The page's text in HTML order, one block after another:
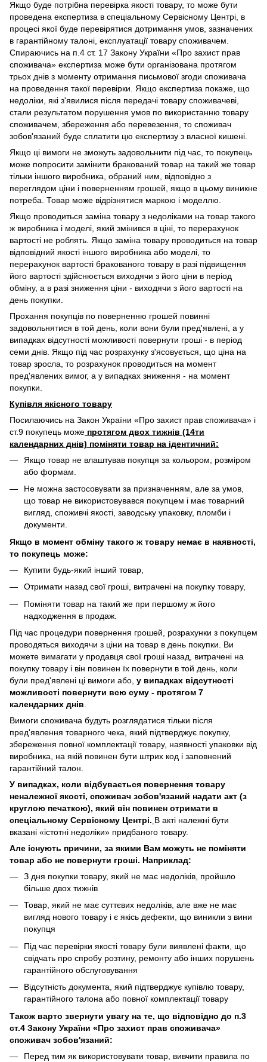
Якщо буде потрібна перевірка якості товару, то може бути
проведена експертиза в спеціальному Сервісному Центрі, в
процесі якої буде перевірятися дотримання умов, зазначених
в гарантійному талоні, експлуатації товару споживачем.
Спираючись на п.4 ст. 17 Закону України «Про захист прав
споживача» експертиза може бути організована протягом
трьох днів з моменту отримання письмової згоди споживача
на проведення такої перевірки. Якщо експертиза покаже, що
недоліки, які з'явилися після передачі товару споживачеві,
стали результатом порушення умов по використанню товару
споживачем, збереження або перевезення, то споживач
зобов'язаний буде сплатити цю експертизу з власної кишені.
Якщо ці вимоги не зможуть задовольнити під час, то покупець
може попросити замінити бракований товар на такий же товар
тільки іншого виробника, обраний ним, відповідно з
переглядом ціни і поверненням грошей, якщо в цьому виникне
потреба. Товар може відрізнятися маркою і моделлю.
Якщо проводиться заміна товару з недоліками на товар такого
ж виробника і моделі, який змінився в ціні, то перерахунок
вартості не роблять. Якщо заміна товару проводиться на товар
відповідний якості іншого виробника або моделі, то
перерахунок вартості бракованого товару в разі підвищення
його вартості здійснюється виходячи з його ціни в період
обміну, а в разі зниження ціни - виходячи з його вартості на
день покупки.
Прохання покупців по поверненню грошей повинні
задовольнятися в той день, коли вони були пред'явлені, а у
випадках відсутності можливості повернути гроші - в період
семи днів. Якщо під час розрахунку з'ясовується, що ціна на
товар зросла, то розрахунок проводиться на момент
пред'явлених вимог, а у випадках зниження - на момент
покупки.
Купівля якісного товару
Посилаючись на Закон України «Про захист прав споживача» і
ст.9 покупець може протягом двох тижнів (14ти
календарних днів) поміняти товар на ідентичний:
Якщо товар не влаштував покупця за кольором, розміром
або формам.
Не можна застосовувати за призначенням, але за умов,
що товар не використовувався покупцем і має товарний
вигляд, споживчі якості, заводську упаковку, пломби і
документи.
Якщо в момент обміну такого ж товару немає в наявності,
то покупець може:
Купити будь-який інший товар,
Отримати назад свої гроші, витрачені на покупку товару,
Поміняти товар на такий же при першому ж його
надходження в продаж.
Під час процедури повернення грошей, розрахунки з покупцем
проводяться виходячи з ціни на товар в день покупки. Ви
можете вимагати у продавця свої гроші назад, витрачені на
покупку товару і він повинен їх повернути в той день, коли
були пред'явлені ці вимоги або, у випадках відсутності
можливості повернути всю суму - протягом 7
календарних днів
Вимоги споживача будуть розглядатися тільки після
пред'явлення товарного чека, який підтверджує покупку,
збереження повної комплектації товару, наявності упаковки від
виробника, на якій повинен бути штрих код і заповнений
гарантійний талон.
У випадках, коли відбувається повернення товару
неналежної якості, споживач зобов'язаний надати акт (з
круглою печаткою), який він повинен отримати в
спеціальному Сервісному Центрі. В акті належні бути
вказані «істотні недоліки» придбаного товару.
Але існують причини, за якими Вам можуть не поміняти
товар або не повернути гроші. Наприклад:
З дня покупки товару, який не має недоліків, пройшло
більше двох тижнів
Товар, який не має суттєвих недоліків, але вже не має
вигляд нового товару і є якісь дефекти, що виникли з вини
покупця
Під час перевірки якості товару були виявлені факти, що
свідчать про спробу розтину, ремонту або інших порушень
гарантійного обслуговування
Відсутність документа, який підтверджує купівлю товару,
гарантійного талона або повної комплектації товару
Також варто звернути увагу на те, що відповідно до п.3
ст.4 Закону України «Про захист прав споживача»
споживач зобов'язаний:
Перед тим як використовувати товар, вивчити правила по